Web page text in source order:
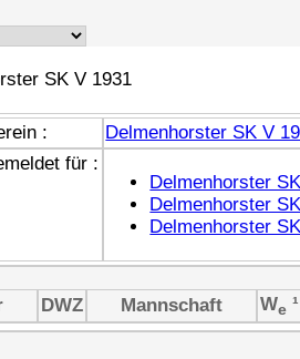
SK V 1931
:
Delmenhorster SK V
für :
Delmenhorster
Delmenhorster
Delmenhorster
DWZ Mannschaft We ¹